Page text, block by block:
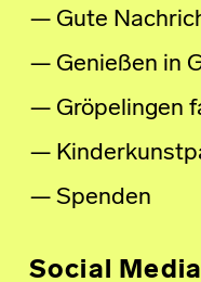
Gute
Genießen in
Gröpelingen
Spenden
Social Media